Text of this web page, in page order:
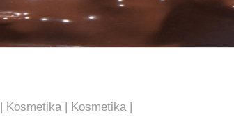
Kosmetika | Kosmetika |